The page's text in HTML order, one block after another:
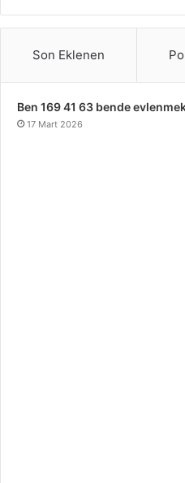
Son Eklenen
Ben 169 41 63 bende
17 Mart 2026